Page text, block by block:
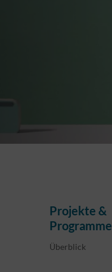
Projekte &
Programme
Überblick